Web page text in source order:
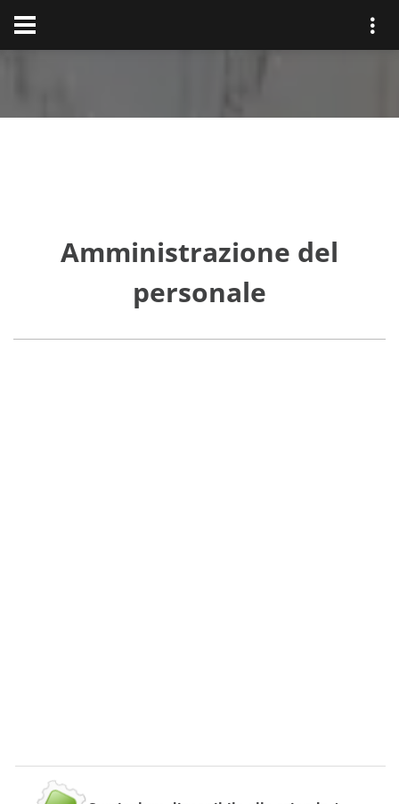
Amministrazione del
personale